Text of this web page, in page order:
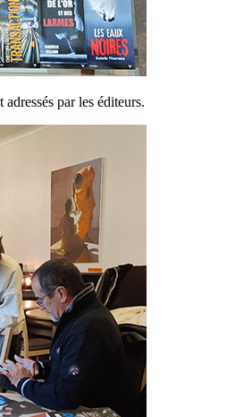
par les éditeurs.